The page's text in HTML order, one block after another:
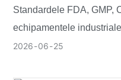
GMP, CE, ATEX
Standardele FDA, GMP,
echipamentele
alta, cu o cale clară
2026 06 25